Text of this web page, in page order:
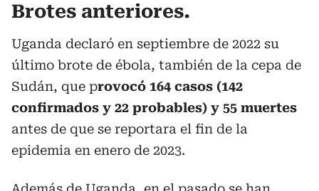
Brotes anteriores.
Uganda declaró en septiembre de 2022 su
último brote de ébola, también de la cepa de
Sudán, que provocó 164 casos (142
confirmados y 22 probables) y 55 muertes
antes de que se reportara el fin de la
epidemia en enero de 2023.